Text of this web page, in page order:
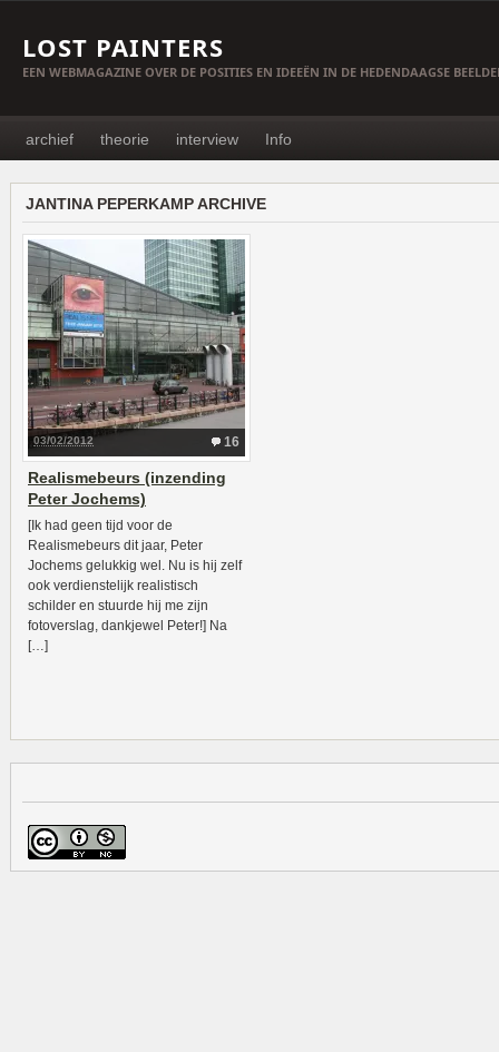
LOST PAINTERS
EEN WEBMAGAZINE OVER DE POSITIES EN IDEEËN IN DE HEDENDAAGSE
archief theorie interview Info
JANTINA PEPERKAMP ARCHIVE
16
03/02/2012
Realismebeurs (inzending
Peter Jochems)
[Ik had geen tijd voor de
Realismebeurs dit jaar, Peter
Jochems gelukkig wel. Nu is hij zelf
ook verdienstelijk realistisch
schilder en stuurde hij me zijn
fotoverslag, dankjewel Peter!] Na
[…]